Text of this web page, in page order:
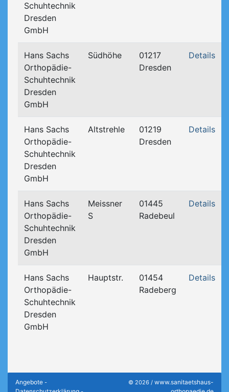
Schuhtechnik
Dresden
GmbH
Hans Sachs
Orthopädie-
Schuhtechnik
Dresden
GmbH
Südhöhe
01217
Dresden
Details
Hans Sachs
Orthopädie-
Schuhtechnik
Dresden
GmbH
Altstrehle
01219
Dresden
Details
Hans Sachs
Orthopädie-
Schuhtechnik
Dresden
GmbH
Meissner
S
01445
Radebeul
Details
Hans Sachs
Orthopädie-
Schuhtechnik
Dresden
GmbH
Hauptstr.
01454
Radeberg
Details
Angebote - © 2026 / www.sanitaetshaus-